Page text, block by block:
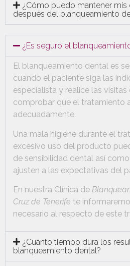
¿Cómo puedo mantener mis
después del blanqueamiento
¿Es seguro el
El blanqueamiento dental es
cuando el paciente siga las
especialista y realice las visitas
comprobar que el tratamiento
adecuadamente.
Una mala higiene durante el
excesivo uso del producto
de sensibilidad dental así
ajusten a las expectativas del
En nuestra Clínica de
Cruz de Tenerife te
necesario al respecto de este
¿Cuánto tiempo dura los
blanqueamiento dental?